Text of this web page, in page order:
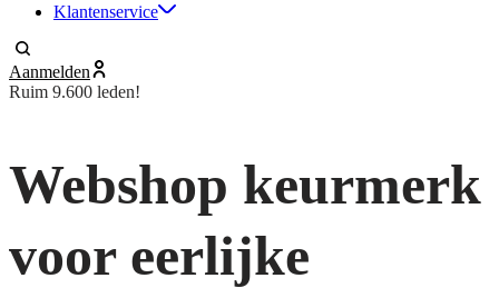
Klantenservice
Aanmelden
Ruim 9.600 leden!
Webshop keurmerk
voor eerlijke